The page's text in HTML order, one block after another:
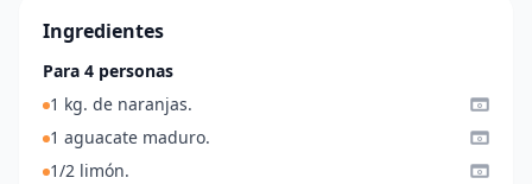
Ingredientes
Para 4 personas
1 kg. de naranjas.
1 aguacate maduro.
1/2 limón.